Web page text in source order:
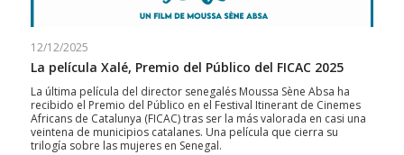
12/12/2025
La película Xalé, Premio del Público del FICAC 2025
La última película del director senegalés Moussa Sène Absa ha
recibido el Premio del Público en el Festival Itinerant de Cinemes
Africans de Catalunya (FICAC) tras ser la más valorada en casi una
veintena de municipios catalanes. Una película que cierra su
trilogía sobre las mujeres en Senegal.